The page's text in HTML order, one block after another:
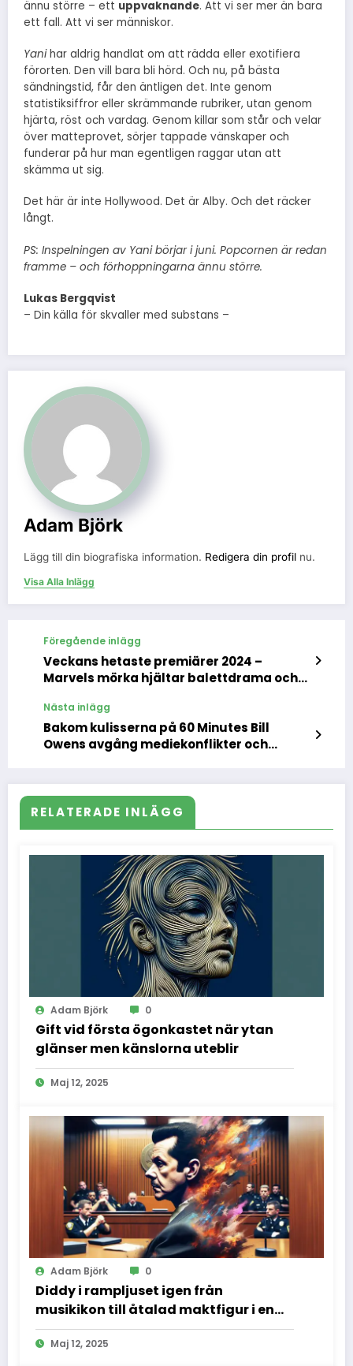
ännu större – ett uppvaknande. Att vi ser mer än bara
ett fall. Att vi ser människor.
Yanihar aldrig handlat om att rädda eller exotifiera
förorten. Den vill bara bli hörd. Och nu, på bästa
sändningstid, får den äntligen det. Inte genom
statistiksiffror eller skrämmande rubriker, utan genom
hjärta, röst och vardag. Genom killar som står och velar
över matteprovet, sörjer tappade vänskaper och
funderar på hur man egentligen raggar utan att
skämma ut sig.
Det här är inte Hollywood. Det är Alby. Och det räcker
långt.
PS: Inspelningen av Yani börjar i juni. Popcornen är redan
framme – och förhoppningarna ännu större.
Lukas Bergqvist
– Din källa för skvaller med substans –
Adam Björk
Lägg till din biografiska information. Redigera din profil nu.
Visa Alla Inlägg
Föregående inlägg
Veckans hetaste premiärer 2024 –
Marvels mörka hjältar balettdrama och
Nästa inlägg
Bakom kulisserna på 60 Minutes Bill
Owens avgång mediekonflikter och
RELATERADE INLÄGG
Adam Björk 0
Gift vid första ögonkastet när ytan
glänser men känslorna uteblir
Maj 12, 2025
Adam Björk 0
Diddy i rampljuset igen från
musikikon till åtalad maktfigur i en
dramatisk rättssal
Maj 12, 2025